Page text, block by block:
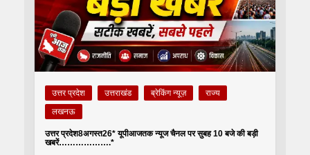
उत्तर प्रदेश उत्तराखंड ब्रेकिंग न्यूज़
राज्य
लखनऊ
उत्तर प्रदेश8अगस्त26* यूपीआजतक न्यूज चैनल पर सुबह 10 बजे की बड़ी
खबरें……………….*